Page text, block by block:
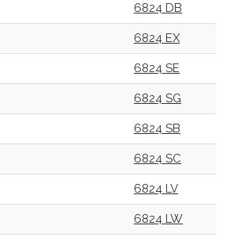
6824 DB
6824 EX
6824 SE
6824 SG
6824 SB
6824 SC
6824 LV
6824 LW